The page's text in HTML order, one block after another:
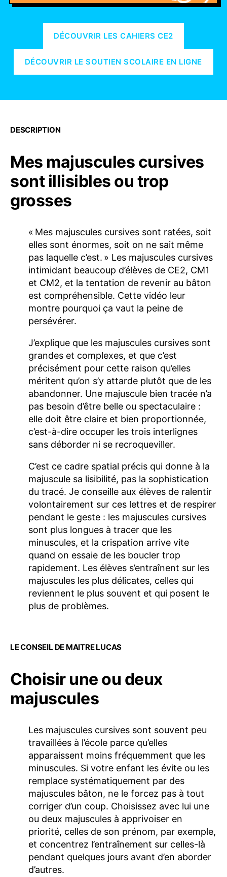
DÉCOUVRIR LES CAHIERS CE2
DÉCOUVRIR LE SOUTIEN SCOLAIRE EN LIGNE
DESCRIPTION
Mes majuscules cursives
sont illisibles ou trop
grosses
« Mes majuscules cursives sont ratées, soit
elles sont énormes, soit on ne sait même
pas laquelle c’est. » Les majuscules cursives
intimidant beaucoup d’élèves de CE2, CM1
et CM2, et la tentation de revenir au bâton
est compréhensible. Cette vidéo leur
montre pourquoi ça vaut la peine de
persévérer.
J’explique que les majuscules cursives sont
grandes et complexes, et que c’est
précisément pour cette raison qu’elles
méritent qu’on s’y attarde plutôt que de les
abandonner. Une majuscule bien tracée n’a
pas besoin d’être belle ou spectaculaire :
elle doit être claire et bien proportionnée,
c’est-à-dire occuper les trois interlignes
sans déborder ni se recroqueviller.
C’est ce cadre spatial précis qui donne à la
majuscule sa lisibilité, pas la sophistication
du tracé. Je conseille aux élèves de ralentir
volontairement sur ces lettres et de respirer
pendant le geste : les majuscules cursives
sont plus longues à tracer que les
minuscules, et la crispation arrive vite
quand on essaie de les boucler trop
rapidement. Les élèves s’entraînent sur les
majuscules les plus délicates, celles qui
reviennent le plus souvent et qui posent le
plus de problèmes.
LE CONSEIL DE MAITRE LUCAS
Choisir une ou deux
majuscules
Les majuscules cursives sont souvent peu
travaillées à l’école parce qu’elles
apparaissent moins fréquemment que les
minuscules. Si votre enfant les évite ou les
remplace systématiquement par des
majuscules bâton, ne le forcez pas à tout
corriger d’un coup. Choisissez avec lui une
ou deux majuscules à apprivoiser en
priorité, celles de son prénom, par exemple,
et concentrez l’entraînement sur celles-là
pendant quelques jours avant d’en aborder
d’autres.